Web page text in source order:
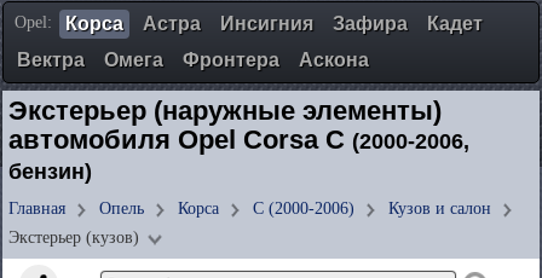
Opel: Корса Астра Инсигния Зафира
Кадет
Вектра
Омега Фронтера Аскона
Экстерьер (наружные элементы)
автомобиля Opel Corsa C (2000-2006,
бензин)
Главная Опель Корса C (2000-2006)
Кузов и салон
Экстерьер (кузов)